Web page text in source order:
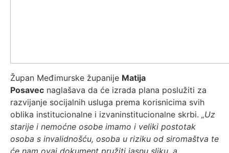
Župan Međimurske županije Matija
Posavec naglašava da će izrada plana poslužiti za
razvijanje socijalnih usluga prema korisnicima svih
oblika institucionalne i izvaninstitucionalne skrbi. „Uz
starije i nemoćne osobe imamo i veliki postotak
osoba s invalidnošću, osoba u riziku od siromaštva te
će nam ovaj dokument pružiti jasnu sliku, a